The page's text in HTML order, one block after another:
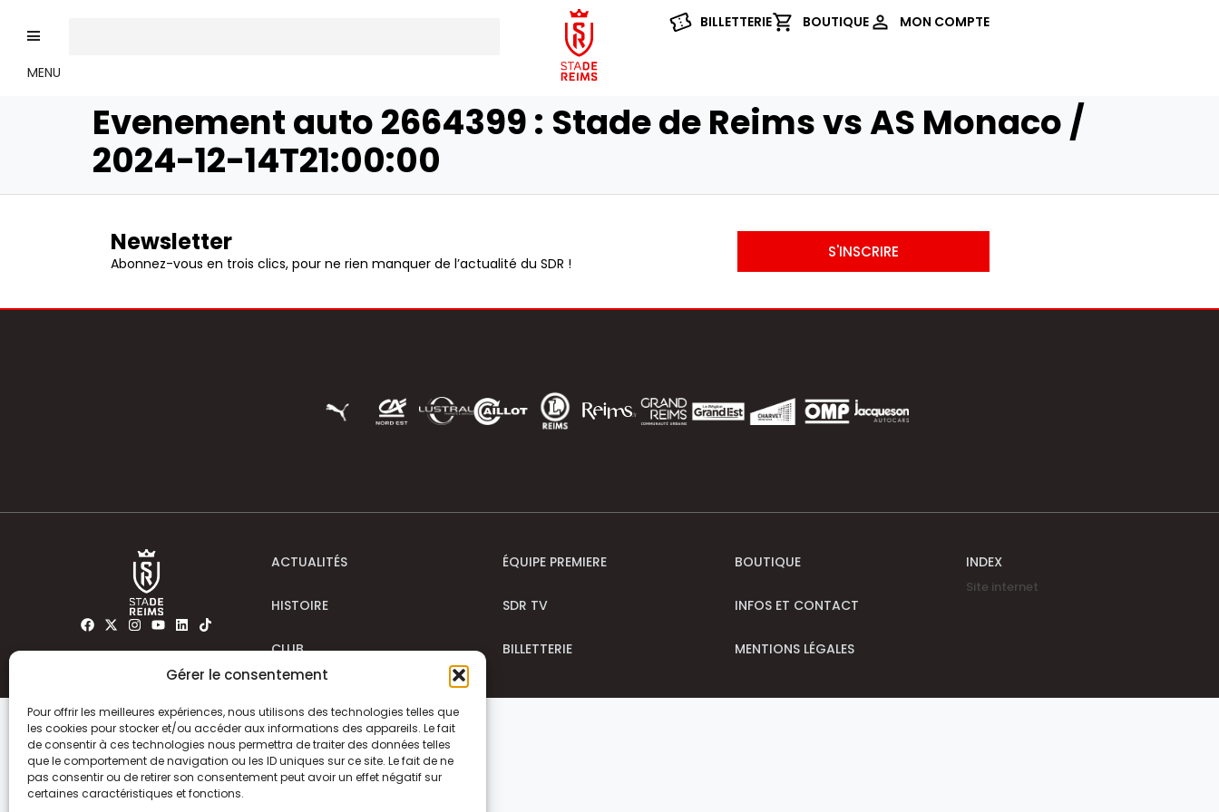
Gérer le consentement
Pour offrir les meilleures expériences, nous utilisons des technologies telles que
les cookies pour stocker et/ou accéder aux informations des appareils. Le fait
de consentir à ces technologies nous permettra de traiter des données telles
que le comportement de navigation ou les ID uniques sur ce site. Le fait de ne
pas consentir ou de retirer son consentement peut avoir un effet négatif sur
certaines caractéristiques et fonctions.
MENU
BILLETTERIE BOUTIQUE MON COMPTE
Evenement auto 2664399 : Stade de Reims vs AS Monaco /
2024-12-14T21:00:00
Newsletter
Abonnez-vous en trois clics, pour ne rien manquer de l’actualité du SDR !
S'INSCRIRE
ACTUALITÉS
HISTOIRE
CLUB
ÉQUIPE PREMIERE
SDR TV
BILLETTERIE
BOUTIQUE
INFOS ET CONTACT
MENTIONS LÉGALES
INDEX
Site internet